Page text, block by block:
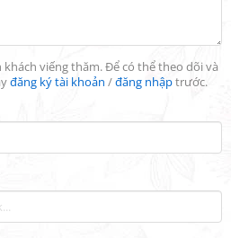
viếng thăm. Để có thể theo dõi và
đăng ký tài khoản /đăng nhậptrước.